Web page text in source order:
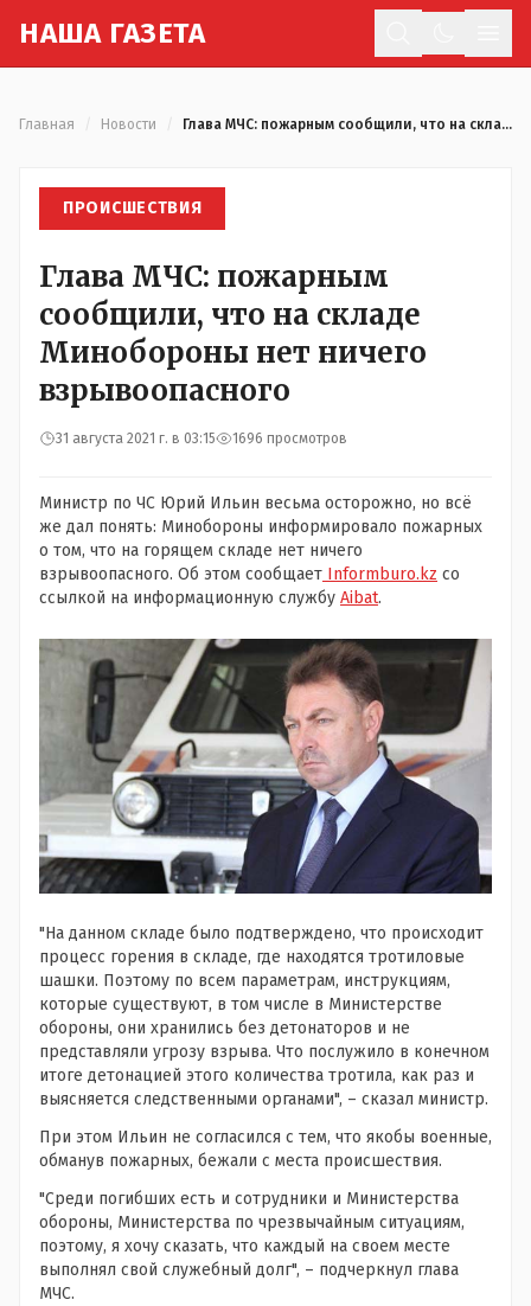
НАША ГАЗЕТА
Главная Новости Глава МЧС: пожарным сообщили, что на складе Минобороны нет ничего взрывоопасного
ПРОИСШЕСТВИЯ
Глава МЧС: пожарным
сообщили, что на складе
Минобороны нет ничего
взрывоопасного
31 августа 2021 г. в 03:15 1696 просмотров
Министр по ЧС Юрий Ильин весьма осторожно, но всё
же дал понять: Минобороны информировало пожарных
о том, что на горящем складе нет ничего
взрывоопасного. Об этом сообщает Informburo.kz со
ссылкой на информационную службу Aibat.
"На данном складе было подтверждено, что происходит
процесс горения в складе, где находятся тротиловые
шашки. Поэтому по всем параметрам, инструкциям,
которые существуют, в том числе в Министерстве
обороны, они хранились без детонаторов и не
представляли угрозу взрыва. Что послужило в конечном
итоге детонацией этого количества тротила, как раз и
выясняется следственными органами", – сказал министр.
При этом Ильин не согласился с тем, что якобы военные,
обманув пожарных, бежали с места происшествия.
"Среди погибших есть и сотрудники и Министерства
обороны, Министерства по чрезвычайным ситуациям,
поэтому, я хочу сказать, что каждый на своем месте
выполнял свой служебный долг", – подчеркнул глава
МЧС.